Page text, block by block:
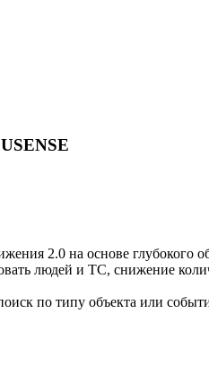
2.0 на основе глубокого
людей и ТС, снижение
по типу объекта или